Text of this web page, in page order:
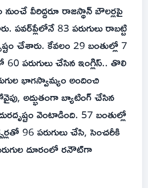
నుంచే వీరిద్దరూ రాజస్థాన్ బౌలర్లపై
పవర్‌ప్లేలోనే 83 పరుగులు రాబట్టి
చేశారు. కేవలం 29 బంతుల్లో 7
60 పరుగులు చేసిన ఇంగ్లిస్.. తొలి
భాగస్వామ్యం అందించి
అద్భుతంగా బ్యాటింగ్ చేసిన
వెంటాడింది. 57 బంతుల్లో
96 పరుగులు చేసి, సెంచరీకి
దూరంలో రనౌట్‌గా